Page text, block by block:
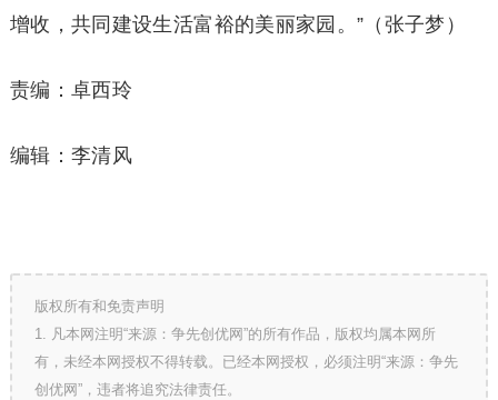
增收，共同建设生活富裕的美丽家园。”（张子梦）
责编：卓西玲
编辑：李清风
版权所有和免责声明
1. 凡本网注明“来源：争先创优网”的所有作品，版权均属本网所
有，未经本网授权不得转载。已经本网授权，必须注明“来源：争先
创优网”，违者将追究法律责任。